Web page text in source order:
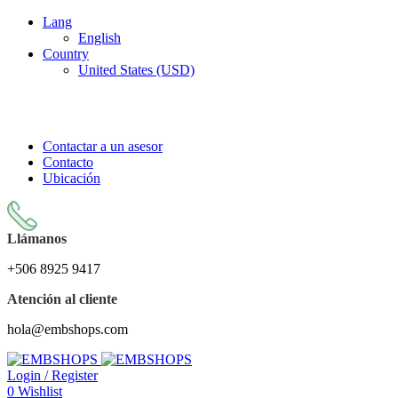
Lang
English
Country
United States (USD)
Contactar a un asesor
Contacto
Ubicación
Llámanos
+506 8925 9417
Atención al cliente
hola@embshops.com
Login / Register
0 Wishlist